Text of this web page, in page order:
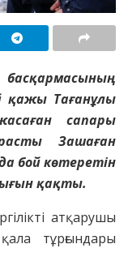
қажы Тағанұлы
сапары
Зашаған
бой көтеретін
қақты.
атқарушы
тұрғындары